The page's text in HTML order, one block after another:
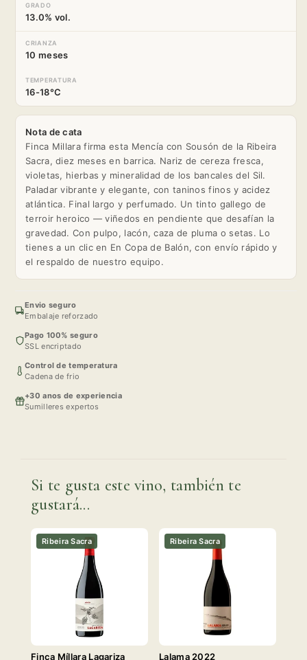
GRADO
13.0% vol.
CRIANZA
10 meses
TEMPERATURA
16-18°C
Nota de cata
Finca Millara firma esta Mencía con Sousón de la Ribeira
Sacra, diez meses en barrica. Nariz de cereza fresca,
violetas, hierbas y mineralidad de los bancales del Sil.
Paladar vibrante y elegante, con taninos finos y acidez
atlántica. Final largo y perfumado. Un tinto gallego de
terroir heroico — viñedos en pendiente que desafían la
gravedad. Con pulpo, lacón, caza de pluma o setas. Lo
tienes a un clic en En Copa de Balón, con envío rápido y
el respaldo de nuestro equipo.
Envio seguro
Embalaje reforzado
Pago 100% seguro
SSL encriptado
Control de temperatura
Cadena de frio
+30 anos de experiencia
Sumilleres expertos
Si te gusta este vino, también te
gustará...
Ribeira Sacra
Finca Míllara Lagariza
Ribeira Sacra
Lalama 2022